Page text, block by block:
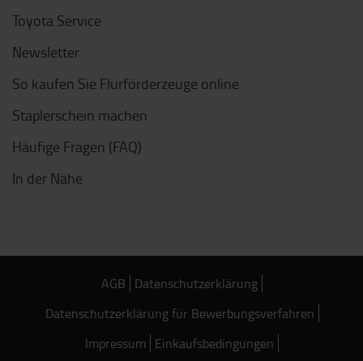
Toyota Service
Newsletter
So kaufen Sie Flurförderzeuge online
Staplerschein machen
Häufige Fragen (FAQ)
In der Nähe
AGB Datenschutzerklärung
Datenschutzerklärung für Bewerbungsverfahren
Impressum Einkaufsbedingungen